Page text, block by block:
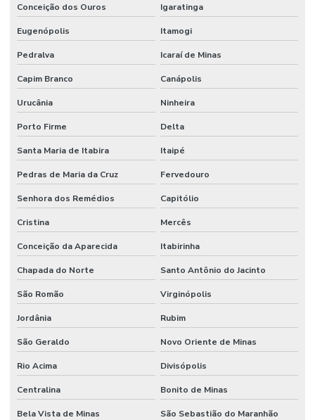
Conceição dos Ouros Igaratinga
Eugenópolis Itamogi
Pedralva Icaraí de Minas
Capim Branco Canápolis
Urucânia Ninheira
Porto Firme Delta
Santa Maria de Itabira Itaipé
Pedras de Maria da Cruz Fervedouro
Senhora dos Remédios Capitólio
Cristina Mercês
Conceição da Aparecida Itabirinha
Chapada do Norte Santo Antônio do Jacinto
São Romão Virginópolis
Jordânia Rubim
São Geraldo Novo Oriente de Minas
Rio Acima Divisópolis
Centralina Bonito de Minas
Bela Vista de Minas São Sebastião do Maranhão